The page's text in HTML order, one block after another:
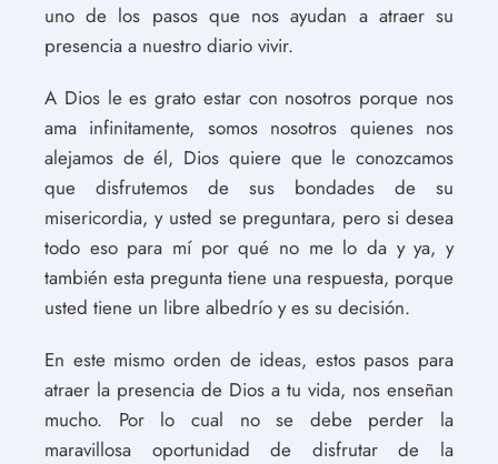
uno de los pasos que nos ayudan a atraer su
presencia a nuestro diario vivir.
A Dios le es grato estar con nosotros porque nos
ama infinitamente, somos nosotros quienes nos
alejamos de él, Dios quiere que le conozcamos
que disfrutemos de sus bondades de su
misericordia, y usted se preguntara, pero si desea
todo eso para mí por qué no me lo da y ya, y
también esta pregunta tiene una respuesta, porque
usted tiene un libre albedrío y es su decisión.
En este mismo orden de ideas, estos pasos para
atraer la presencia de Dios a tu vida, nos enseñan
mucho. Por lo cual no se debe perder la
maravillosa oportunidad de disfrutar de la